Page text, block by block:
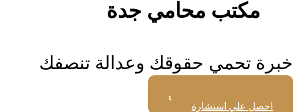
مكتب محامي جدة
خبرة تحمي حقوقك وعدالة تنصفك​
تحدث مع محامي متخصص
احصل علي استشارة